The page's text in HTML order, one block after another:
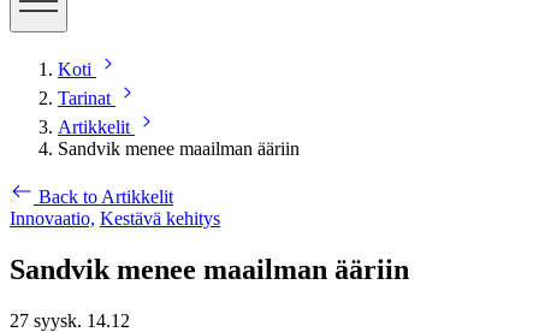
Koti
Tarinat
Artikkelit
Sandvik menee maailman ääriin
Back to Artikkelit
Innovaatio, Kestävä kehitys
Sandvik menee maailman ääriin
27 syysk. 14.12